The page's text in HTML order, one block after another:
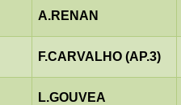
A.RENAN
F.CARVALHO (AP.3)
L.GOUVEA